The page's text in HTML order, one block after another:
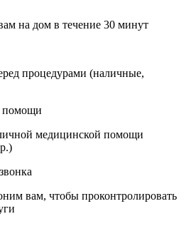
на дом в течение 30 минут
процедурами (наличные,
медицинской помощи
вам, чтобы проконтролировать